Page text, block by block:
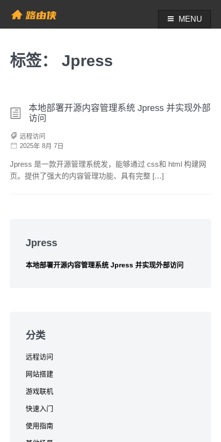
content
帮助中心 - 路由侠
MENU
标签： Jpress
本地部署开源内容管理系统 Jpress 并实现外部
访问
远程访问
2025年 8月 7日
Jpress 是一款开源管理系统发，能够通过 css和 html 构建网
页。提供了强大的内容管理功能、具有完整 […]
Jpress
本地部署开源内容管理系统 Jpress 并实现外部访问
分类
远程访问
网站搭建
游戏联机
快速入门
使用指南